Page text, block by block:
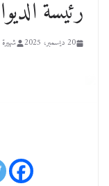
رئيسة
20 ديسمبر، 2025